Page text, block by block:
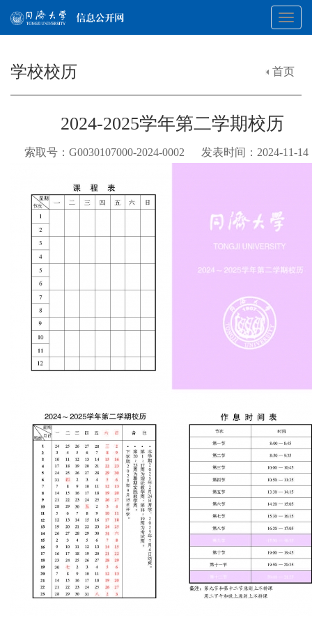
学校校历 首页
2024-2025学年第二学期校历
索取号：G0030107000-2024-0002 发表时间：2024-11-